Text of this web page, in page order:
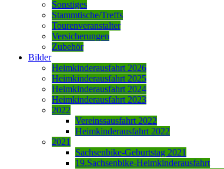
Sonstiges
Stammtische/Treffs
Tourenveranstalter
Versicherungen
Zubehör
Bilder
Heimkinderausfahrt 2026
Heimkinderausfahrt 2025
Heimkinderausfahrt 2024
Heimkinderausfahrt 2023
2022
Vereinssausfahrt 2022
Heimkinderausfahrt 2022
2021
Sachsenbike-Geburtstag 2021
19.Sachsenbike-Heimkinderausfahrt